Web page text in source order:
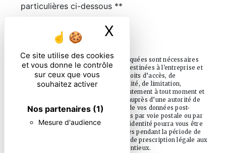
Ce site utilise des cookies
et vous donne le contrôle
sur ceux que vous
souhaitez activer
Nos partenaires (1)
Mesure d'audience
X
particulières ci-dessous **
ENVOYER
** Les données personnelles communiquées sont nécessaires
aux fins de vous contacter. Elles sont destinées à l'entreprise et
ses sous-traitants. Vous disposez de droits d’accès, de
rectification, d’effacement, de portabilité, de limitation,
d’opposition, de retrait de votre consentement à tout moment et
du droit d’introduire une réclamation auprès d’une autorité de
contrôle, ainsi que d’organiser le sort de vos données post-
mortem. Vous pouvez exercer ces droits par voie postale ou par
courrier électronique. Un justificatif d'identité pourra vous être
demandé. Nous conservons vos données pendant la période de
prise de contact puis pendant la durée de prescription légale aux
fins probatoire et de gestion des contentieux.